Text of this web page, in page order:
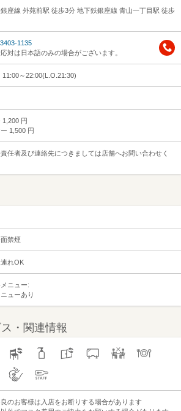
座線 外苑前駅 徒歩3分 地下鉄銀座線 青山一丁目駅 徒歩
1135
対は日本語のみの場合がございます。
11:00～22:00(L.O.21:30)
1,200 円
1,500 円
任者及び連絡先につきましては店舗へお問い合わせく
禁煙
れOK
ニュー:
ューあり
・関連情報
のお客様は入店をお断りする場合があります